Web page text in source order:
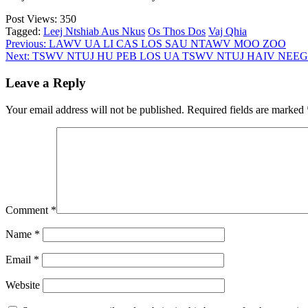
Post Views: 350
Tagged: Leej Ntshiab Aus Nkus Os Thos Dos Vaj Qhia
Post
navigation
Previous: LAWV UA LI CAS LOS SAU NTAWV MOO ZOO
Next: TSWV NTUJ HU PEB LOS UA TSWV NTUJ HAIV NEEG
Leave a Reply
Your email address will not be published. Required fields are marked
Comment *
Name *
Email *
Website